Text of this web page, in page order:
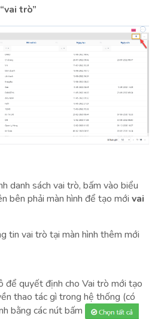
“vai trò”
danh sách vai trò, bấm vào biểu
bên phải màn hình để tạo mới vai
tin vai trò tại màn hình thêm mới
để quyết định cho Vai trò mới tạo
thao tác gì trong hệ thống (có
bằng các nút bấm